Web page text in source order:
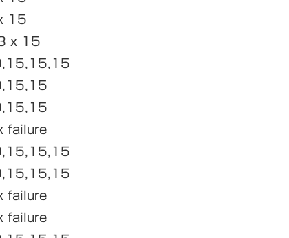
15
x 15
failure
failure
failure